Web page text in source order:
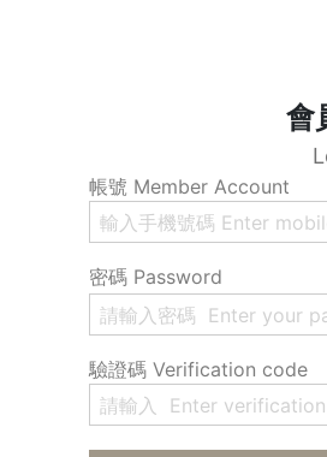
會
帳號 Member Account
密碼 Password
驗證碼 Verification code